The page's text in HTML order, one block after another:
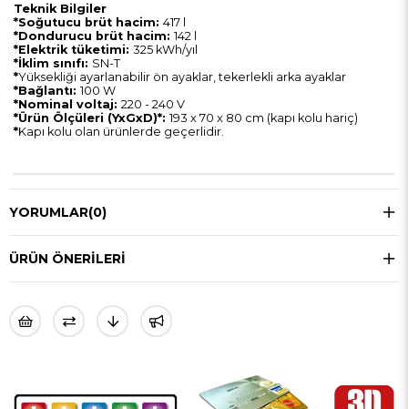
Teknik Bilgiler
*Soğutucu brüt hacim: 417 l
*Dondurucu brüt hacim: 142 l
*Elektrik tüketimi: 325 kWh/yıl
*İklim sınıfı: SN-T
*Yüksekliği ayarlanabilir ön ayaklar, tekerlekli arka ayaklar
*Bağlantı: 100 W
*Nominal voltaj: 220 - 240 V
*Ürün Ölçüleri (YxGxD)*: 193 x 70 x 80 cm (kapı kolu hariç)
*Kapı kolu olan ürünlerde geçerlidir.
YORUMLAR(0)
ÜRÜN ÖNERILERI